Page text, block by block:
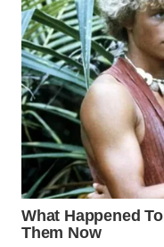
WALINKI
ID
MAWAKA
ID
MARTABAT
NET
PLN
WATCH